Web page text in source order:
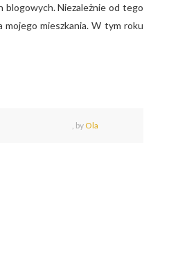
blogowych. Niezależnie od tego
mojego mieszkania. W tym roku
by Ola